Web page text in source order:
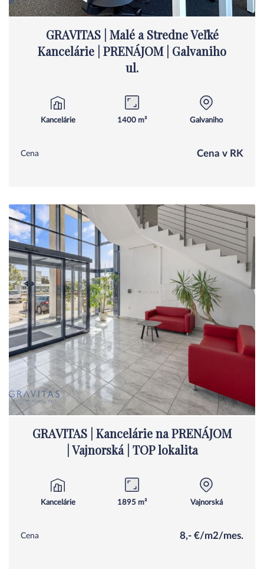
GRAVITAS | Malé a Stredne Veľké
Kancelárie | PRENÁJOM | Galvaniho
ul.
Kancelárie 1400 m² Galvaniho
Cena Cena v RK
GRAVITAS | Kancelárie na PRENÁJOM
| Vajnorská | TOP lokalita
Kancelárie 1895 m² Vajnorská
Cena 8,- €/m2/mes.